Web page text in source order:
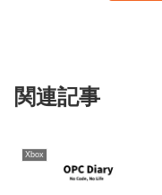
関連記事
Xbox